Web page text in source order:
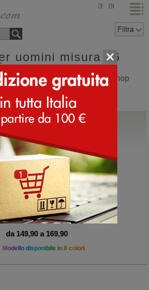
DE EN
uomini misura 46
46 colore sabbia online shop
dall'Italia
Birkenstock
Sandali ortopedici
da 149,90 a 169,90
Modello disponibile in 8 colori